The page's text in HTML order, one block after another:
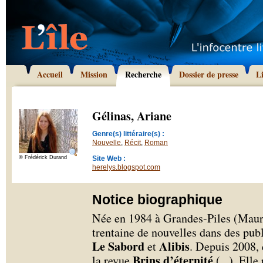
Accueil Mission Recherche Dossier de presse
© Frédérick Durand
Gélinas, Ariane
Genre(s) littéraire(s) :
Nouvelle, Récit, Roman
Site Web :
herelys.blogspot.com
Notice biographique
Née en 1984 à Grandes-Piles
trentaine de nouvelles dans des
Le SabordetAlibis. Depuis